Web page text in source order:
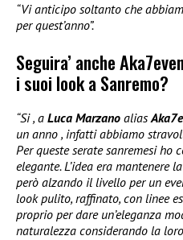
“Vi anticipo soltanto che
per quest’anno”.
Seguira’ anche
i suoi look a Sanremo?
“Si , a Luca Marzano alias
un anno , infatti abbiamo
Per queste serate sanremesi
elegante. L’idea era mantenere
però alzando il livello per un
look pulito, raffinato, con linee
proprio per dare un’eleganza
naturalezza considerando la